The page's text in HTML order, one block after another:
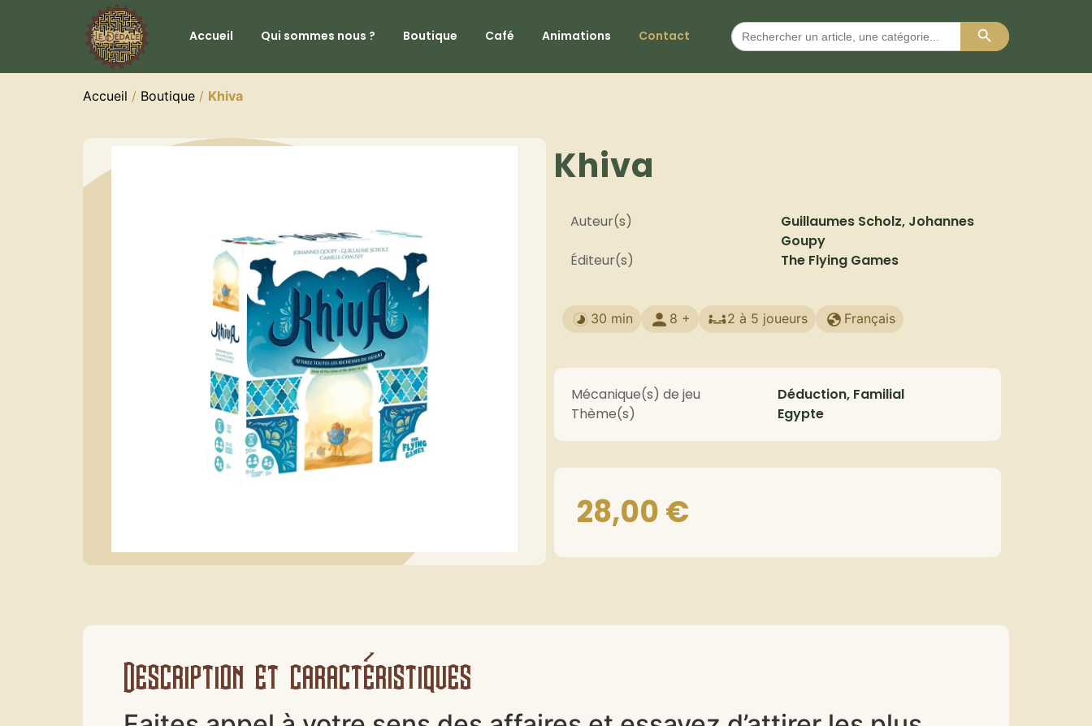
Accueil Qui sommes nous ? Boutique Café Animations Contact
Search
for:
Search Button
Accueil / Boutique / Khiva
Khiva
Auteur(s)
Guillaumes Scholz, Johannes
Goupy
Éditeur(s)
The Flying Games
30 min 8 + 2 à 5 joueurs Français
Mécanique(s) de jeu
Déduction, Familial
Thème(s)
Egypte
28,00€
Description et caractéristiques